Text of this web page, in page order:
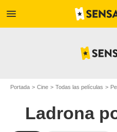
menu
Portada Cine Todas las películas
Ladrona